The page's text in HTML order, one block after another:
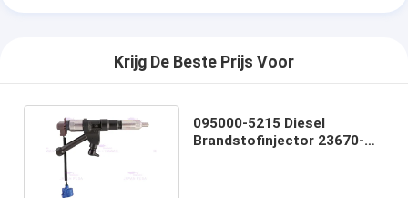
Krijg De Beste Prijs Voor
095000-5215 Diesel
Brandstofinjector 23670-